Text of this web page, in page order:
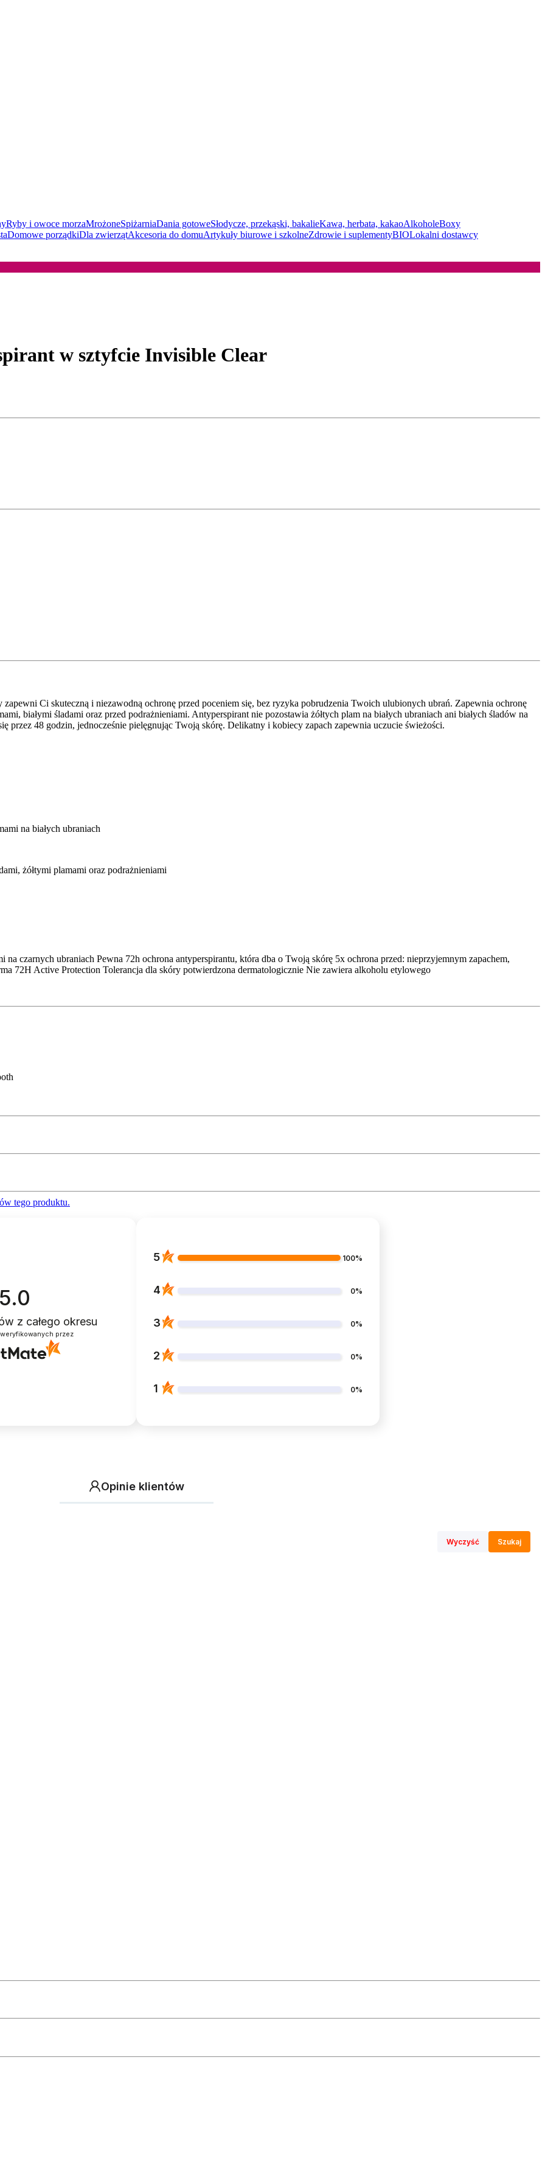
Ryby i owoce morzaMrożoneSpiżarniaDania gotoweSłodycze, przekąski, bakalieKawa, herbata, kakaoAlkoholeBoxy
Domowe porządkiDla zwierzątAkcesoria do domuArtykuły biurowe i szkolneZdrowie i suplementyBIOLokalni dostawcy
w sztyfcie Invisible Clear
Ci skuteczną i niezawodną ochronę przed poceniem się, bez ryzyka pobrudzenia Twoich ulubionych ubrań. Zapewnia ochronę
białymi śladami oraz przed podrażnieniami. Antyperspirant nie pozostawia żółtych plam na białych ubraniach ani białych śladów na
przez 48 godzin, jednocześnie pielęgnując Twoją skórę. Delikatny i kobiecy zapach zapewnia uczucie świeżości.
na białych ubraniach
żółtymi plamami oraz podrażnieniami
na czarnych ubraniach Pewna 72h ochrona antyperspirantu, która dba o Twoją skórę 5x ochrona przed: nieprzyjemnym zapachem,
72H Active Protection Tolerancja dla skóry potwierdzona dermatologicznie Nie zawiera alkoholu etylowego
tego produktu.
5.0
z całego okresu
przez
5 100%
4 0%
3 0%
2 0%
1 0%
Opinie klientów
Wyczyść Szukaj